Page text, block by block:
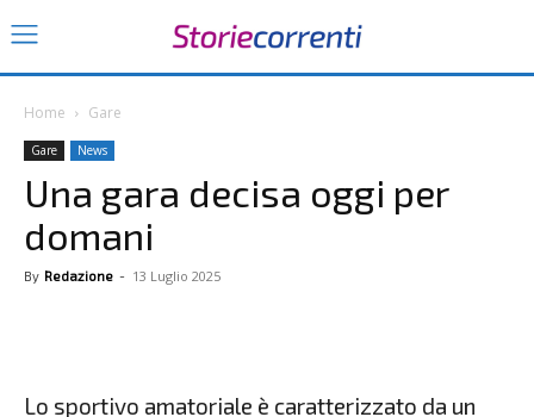
Home Gare
Gare News
Una gara decisa oggi per
domani
By Redazione - 13 Luglio 2025
Lo sportivo amatoriale è caratterizzato da un